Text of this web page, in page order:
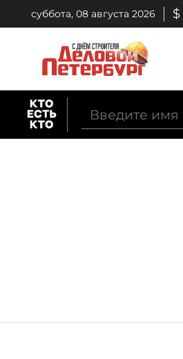
суббота, 08 августа 2026 $